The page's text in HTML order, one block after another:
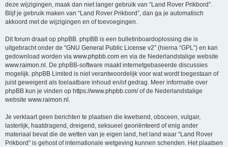
deze wijzigingen, maak dan niet langer gebruik van “Land Rover Prikbord”.
Blijf je gebruik maken van “Land Rover Prikbord”, dan ga je automatisch
akkoord met de wijzigingen en of toevoegingen.
Dit forum draait op phpBB. phpBB is een bulletinboardoplossing die is
uitgebracht onder de “GNU General Public License v2” (hierna “GPL”) en kan
gedownload worden via www.phpbb.com en via de Nederlandstalige website
www.raimon.nl . De phpBB-software maakt internetgebaseerde discussies
mogelijk. phpBB Limited is niet verantwoordelijk voor wat wordt toegestaan of
juist geweigerd als toelaatbare inhoud en/of gedrag. Meer informatie over
phpBB kun je vinden op https://www.phpbb.com/of de Nederlandstalige
website www.raimon.nl .
Je verklaart geen berichten te plaatsen die kwetsend, obsceen, vulgair,
lasterlijk, haatdragend, dreigend, seksueel georiënteerd of enig ander
materiaal bevat die de wetten van je eigen land, het land waar “Land Rover
Prikbord” is gehost of internationale wetgeving kunnen schenden. Het plaatsen